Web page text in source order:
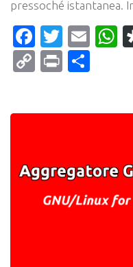
pressoché istantanea.
Facebook
Twitter
CopyPrint